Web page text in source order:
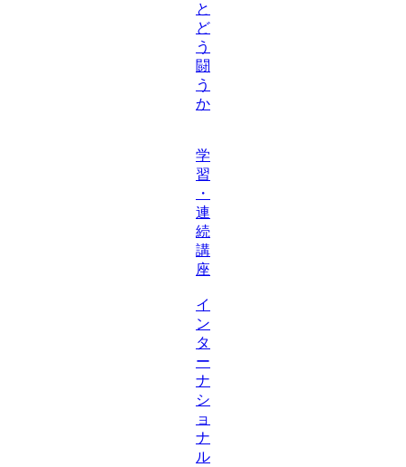
と
ど
う
闘
う
か
学
習
・
連
続
講
座
イ
ン
タ
ー
ナ
シ
ョ
ナ
ル